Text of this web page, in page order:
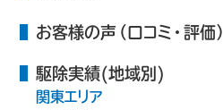
お客様の声（口コミ・評価）
駆除実績(地域別)
関東エリア